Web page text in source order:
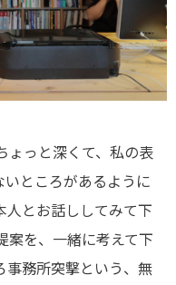
ょっと深くて、私の表
ところがあるように
人とお話ししてみて下
案を、一緒に考えて下
事務所突撃という、無